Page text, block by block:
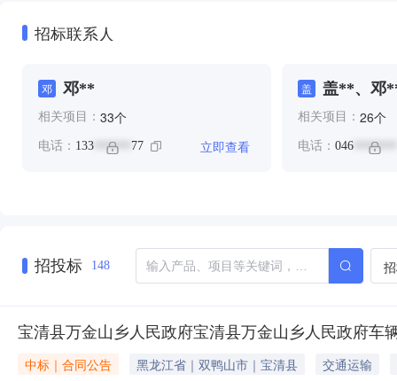
招标联系人
邓 邓**
相关项目： 33个
电话： 133 ****** 77 立即查看
盖 盖**、邓
相关项目： 26个
电话： 046*******
招投标 148
宝清县万金山乡人民政府宝清县万金山乡人民政府车
中标｜合同公告 黑龙江省｜双鸭山市｜宝清县
交通运输